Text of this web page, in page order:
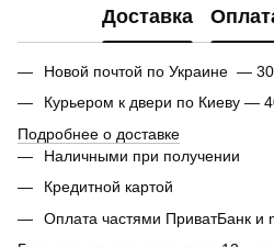
Доставка
Новой почтой по Украине — 30
Курьером к двери по Киеву —
Подробнее о доставке
Наличными при получении
Кредитной картой
Оплата частями ПриватБанк и